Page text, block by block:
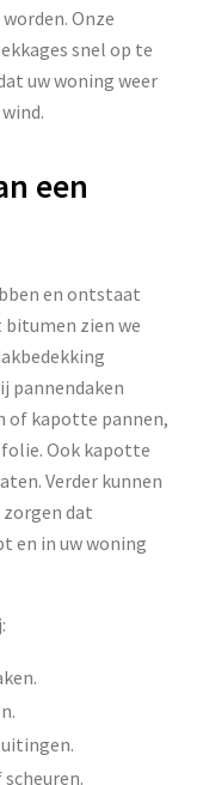
Onze
snel op te
uw woning weer
een
en ontstaat
bitumen zien we
pannendaken
of kapotte pannen,
Ook kapotte
Verder kunnen
dat
en in uw woning